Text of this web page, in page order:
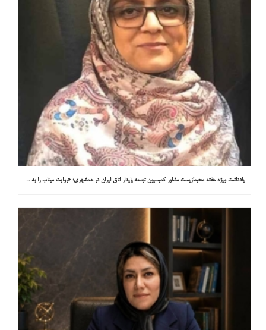
یادداشت ویژه هفته محیط‌زیست مشاور کمیسیون توسعه پایدار اتاق ایران در همشهری: «روایت میناب را به کاپ ۳۱ ببریم»